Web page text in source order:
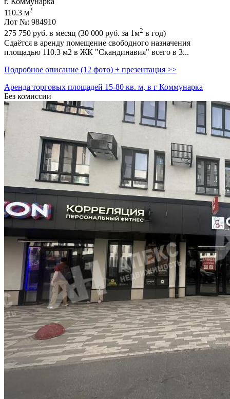
110.3 м2
Лот №: 984910
275 750 руб. в месяц (30 000 руб. за 1м2 в год)
Сдаётся в аренду помещение свободного назначения
площадью 110.3 м2 в ЖК "Скандинавия" всего в 3...
Подробное описание (12 фото) + презентация >>
Аренда торговых площадей 15-80 кв. м, в г Коммунарка
Без комиссии